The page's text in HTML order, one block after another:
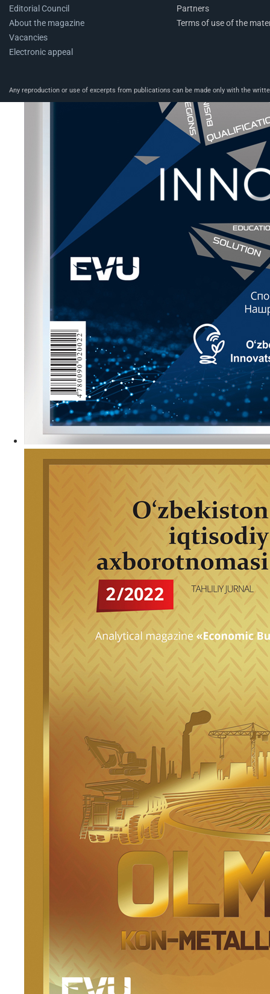
Editorial Council
About the magazine
Vacancies
Electronic appeal
Partners
Terms of use of the
Any reproduction or use of excerpts from publications can be made only with the